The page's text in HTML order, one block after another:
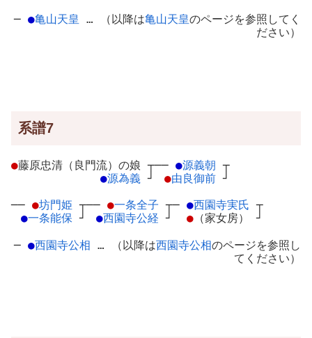
─ ●亀山天皇 … （以降は亀山天皇のページを参照してく
ださい）
系譜7
●藤原忠清（良門流）の娘 ┬
●源為義 ┘
── ●源義朝 ┬
●由良御前 ┘
── ●坊門姫 ┬
●一条能保 ┘
── ●一条全子 ┬
●西園寺公経 ┘
─ ●西園寺実氏 ┬
● （家女房） ┘
─ ●西園寺公相 … （以降は西園寺公相のページを参照し
てください）